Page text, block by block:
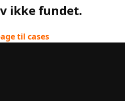
ikke fundet.
til cases